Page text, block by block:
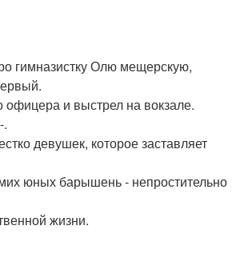
гимназистку Олю мещерскую,
офицера и выстрел на вокзале.
девушек, которое заставляет
юных барышень - непростительно
жизни.